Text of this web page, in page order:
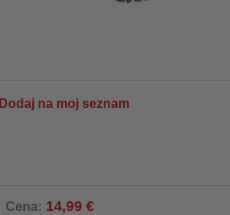
Dodaj na moj seznam
Cena: 14,99 €